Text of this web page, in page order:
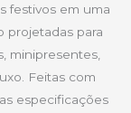
festivos em uma
projetadas para
minipresentes,
Feitas com
especificações